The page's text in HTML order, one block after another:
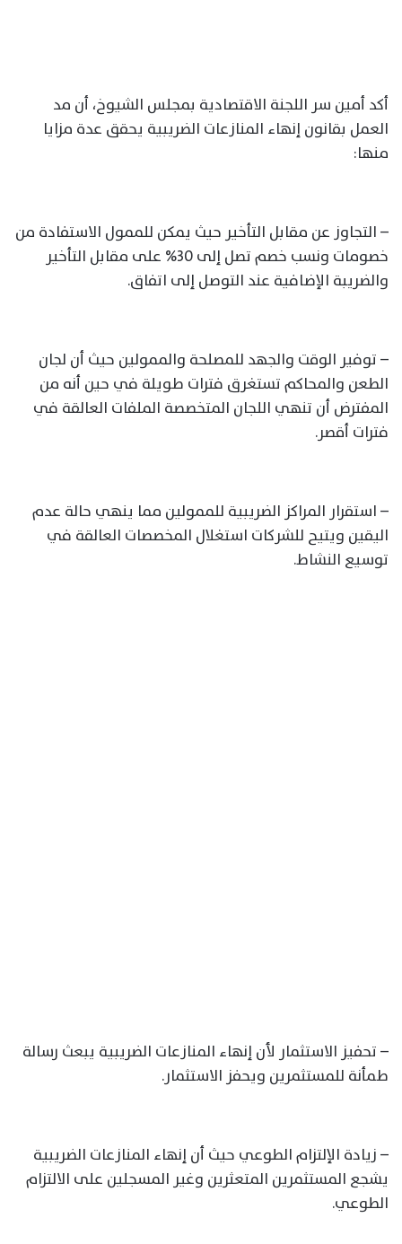
أكد أمين سر اللجنة الاقتصادية بمجلس الشيوخ، أن مد
العمل بقانون إنهاء المنازعات الضريبية يحقق عدة مزايا
منها:
– التجاوز عن مقابل التأخير حيث يمكن للممول الاستفادة من
خصومات ونسب خصم تصل إلى 30% على مقابل التأخير
والضريبة الإضافية عند التوصل إلى اتفاق.
– توفير الوقت والجهد للمصلحة والممولين حيث أن لجان
الطعن والمحاكم تستغرق فترات طويلة في حين أنه من
المفترض أن تنهي اللجان المتخصصة الملفات العالقة في
فترات أقصر.
– استقرار المراكز الضريبية للممولين مما ينهي حالة عدم
اليقين ويتيح للشركات استغلال المخصصات العالقة في
توسيع النشاط.
– تحفيز الاستثمار لأن إنهاء المنازعات الضريبية يبعث رسالة
طمأنة للمستثمرين ويحفز الاستثمار.
– زيادة الإلتزام الطوعي حيث أن إنهاء المنازعات الضريبية
يشجع المستثمرين المتعثرين وغير المسجلين على الالتزام
الطوعي.